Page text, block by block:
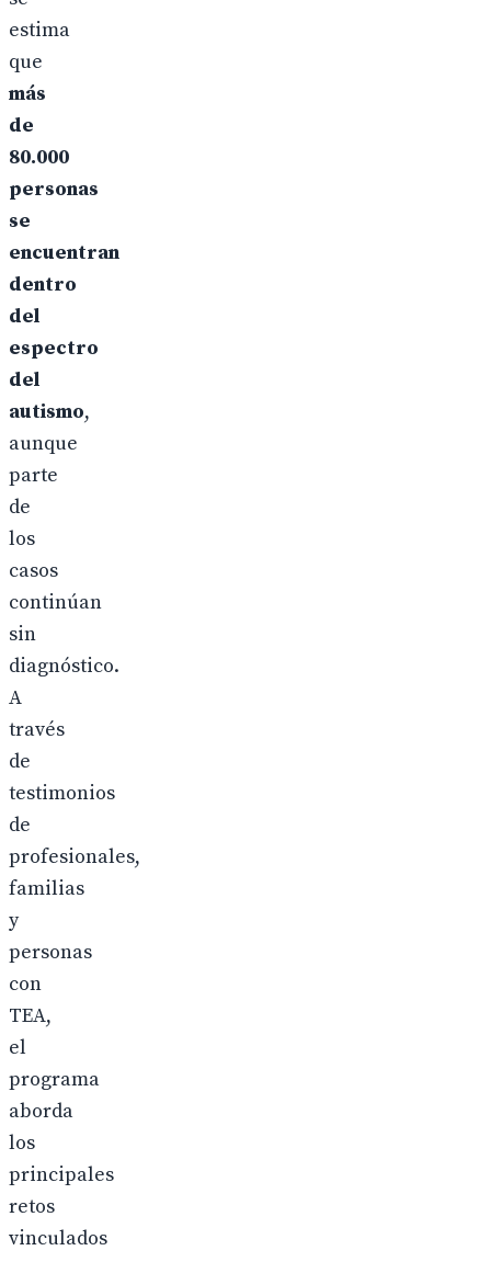
estima
que
más
de
80.000
personas
se
encuentran
dentro
del
espectro
del
autismo,
aunque
parte
de
los
casos
continúan
sin
diagnóstico.
A
través
de
testimonios
de
profesionales,
familias
y
personas
con
TEA,
el
programa
aborda
los
principales
retos
vinculados